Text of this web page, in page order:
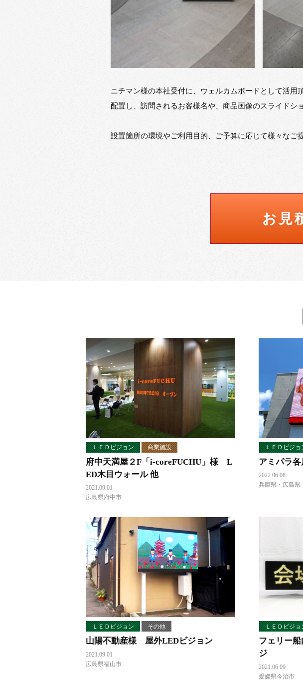
ニチマン様の本社受付に、ウェルカムボードとして活
配置し、訪問されるお客様名や、商品画像のスライドシ
設置箇所の環境やご利用目的、ご予算に応じて様々なご
お見
ＬＥＤビジョン 商業施設
府中天満屋２F「i-coreFUCHU」様 L
ED木目ウォール 他
2021.09.01
広島県府中市
ＬＥＤビジョ
アミパラ
2022.06.08
兵庫県・広島県
ＬＥＤビジョン その他
山陽不動産様 屋外LEDビジョン
2021.09.01
広島県福山市
ＬＥＤビジョ
フェリー
ジ
2021.06.09
愛媛県今治市